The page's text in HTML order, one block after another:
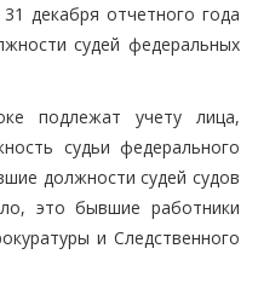
декабря отчетного года
судей федеральных
подлежат учету лица,
судьи федерального
должности судей судов
это бывшие работники
и Следственного